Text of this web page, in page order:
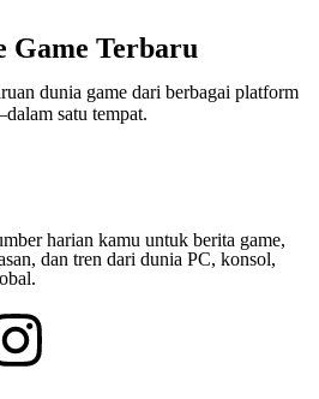
Game Terbaru
dunia game dari berbagai platform
satu tempat.
harian kamu untuk berita game,
dan tren dari dunia PC, konsol,